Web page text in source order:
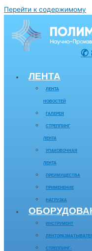
Перейти к содержимому
✆
ЛЕНТА
ЛЕНТА
НОВОСТЕЙ
ГАЛЕРЕЯ
СТРЕППИНГ
ЛЕНТА
УПАКОВОЧНАЯ
ЛЕНТА
ПРЕИМУЩЕСТВА
ПРИМЕНЕНИЕ
НАГРУЗКА
ИНСТРУМЕНТ
СТРЕППИНГ-